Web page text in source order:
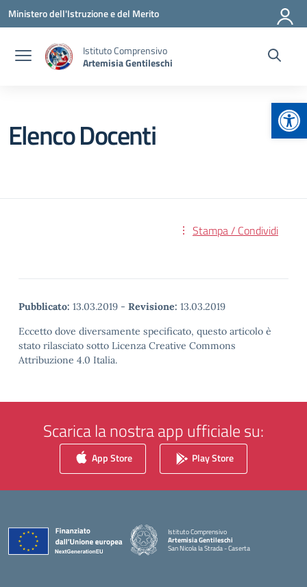
Vai ai contenuti
Vai al menu di navigazione
Vai al footer
Ministero dell'Istruzione e del Merito
Istituto Comprensivo
Artemisia Gentileschi
Elenco Docenti
Stampa / Condividi
Pubblicato: 13.03.2019 - Revisione: 13.03.2019
Eccetto dove diversamente specificato, questo articolo è
stato rilasciato sotto Licenza Creative Commons
Attribuzione 4.0 Italia.
Scarica la nostra app ufficiale su:
App Store Play Store
Istituto Comprensivo
Artemisia Gentileschi
San Nicola la Strada - Caserta